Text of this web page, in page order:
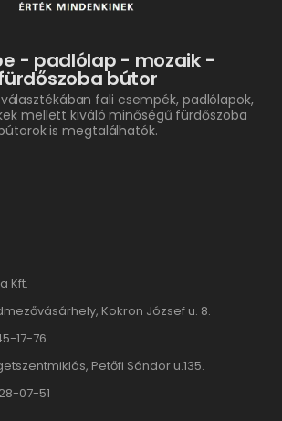
- padlólap - mozaik -
bútor
fali csempék, padlólapok,
mellett kiváló minőségű fürdőszoba
is megtalálhatók.
Kft.
Kokron József u. 8.
17-76
Petőfi Sándor u.135.
07-51